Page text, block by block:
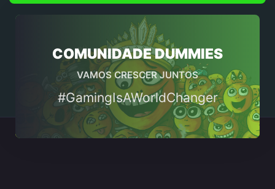
COMUNIDADE DUMMIES
VAMOS CRESCER JUNTOS
#GamingIsAWorldChanger